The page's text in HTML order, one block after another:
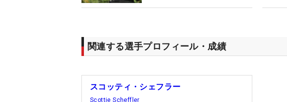
関連する選手プロフィール・成績
スコッティ・シェフラー
Scottie Scheffler